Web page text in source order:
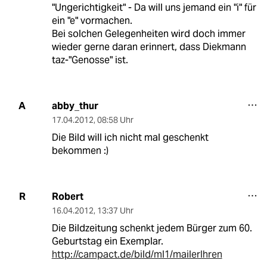
"Ungerichtigkeit" - Da will uns jemand ein "i" für
ein "e" vormachen.
Bei solchen Gelegenheiten wird doch immer
wieder gerne daran erinnert, dass Diekmann
taz-"Genosse" ist.
A abby_thur
17.04.2012, 08:58 Uhr
Die Bild will ich nicht mal geschenkt
bekommen :)
R Robert
16.04.2012, 13:37 Uhr
Die Bildzeitung schenkt jedem Bürger zum 60.
Geburtstag ein Exemplar.
http://campact.de/bild/ml1/mailerIhren